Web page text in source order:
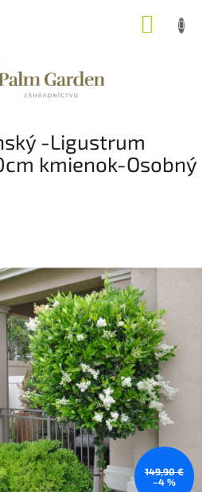
-Ligustrum
kmienok-Osobný
149,90 €
–4 %